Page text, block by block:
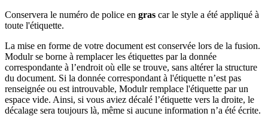
Conservera le numéro de police en gras car le style a été appliqué à
toute l'étiquette.
La mise en forme de votre document est conservée lors de la fusion.
Modulr se borne à remplacer les étiquettes par la donnée
correspondante à l’endroit où elle se trouve, sans altérer la structure
du document. Si la donnée correspondant à l'étiquette n’est pas
renseignée ou est introuvable, Modulr remplace l'étiquette par un
espace vide. Ainsi, si vous aviez décalé l’étiquette vers la droite, le
décalage sera toujours là, même si aucune information n’a été écrite.